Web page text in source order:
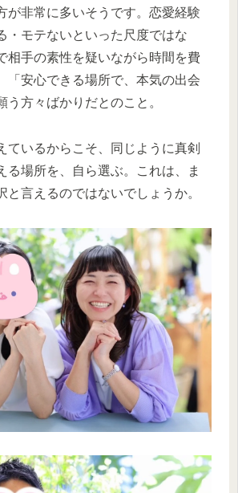
が非常に多いそうです。恋愛経験
・モテないといった尺度ではな
相手の素性を疑いながら時間を費
「安心できる場所で、本気の出会
う方々ばかりだとのこと。
ているからこそ、同じように真剣
る場所を、自ら選ぶ。これは、ま
と言えるのではないでしょうか。